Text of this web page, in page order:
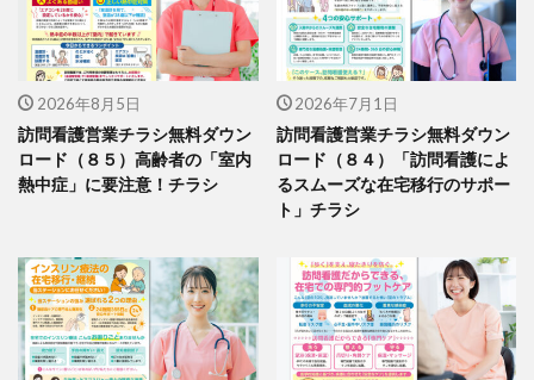
2026年8月5日
訪問看護営業チラシ無料ダウン
ロード（８５）高齢者の「室内
熱中症」に要注意！チラシ
2026年7月1日
訪問看護営業チラシ無料ダウン
ロード（８４）「訪問看護によ
るスムーズな在宅移行のサポー
ト」チラシ